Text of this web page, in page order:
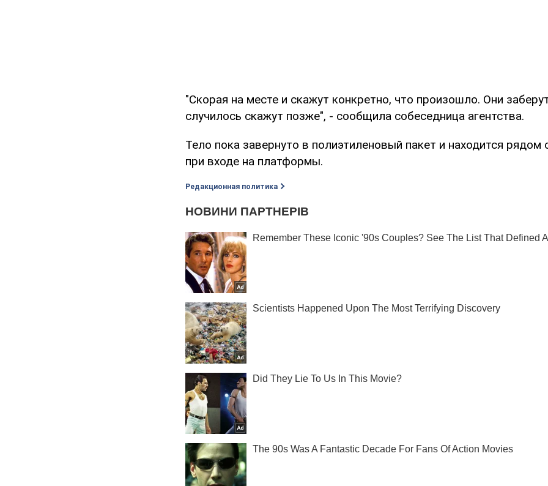
"Скорая на месте и скажут конкретно, что произошло. Они
случилось скажут позже", - сообщила собеседница агентства.
Тело пока завернуто в полиэтиленовый пакет и находится рядом
при входе на платформы.
Редакционная политика